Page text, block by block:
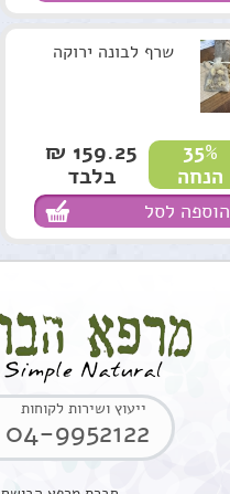
שרף לבונה ירוקה
35%
הנחה
159.25 ₪
בלבד
הוספה לסל
ייעוץ ושירות לקוחות
04-9952122